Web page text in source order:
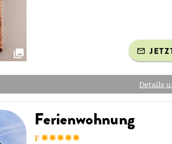
Details
Ferienwohnung
F